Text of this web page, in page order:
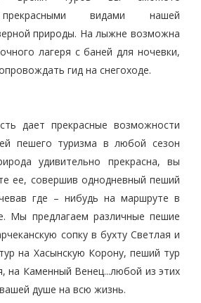
видами нашей
природы. На лыжне возможна
лагеря с баней для ночевки,
гид на снегоходе.
дает прекрасные возможности
пешего туризма в любой сезон
удивительно прекрасна, вы
ее, совершив однодневный пеший
где – нибудь на маршруте в
Мы предлагаем различные пешие
сопку в бухту Светлая и
на Хасынскую Корону, пеший тур
на Каменный Венец...любой из этих
душе на всю жизнь.